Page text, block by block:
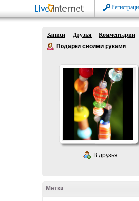
Записи Друзья
Комментарии
Подарки своими руками
В друзья
Метки